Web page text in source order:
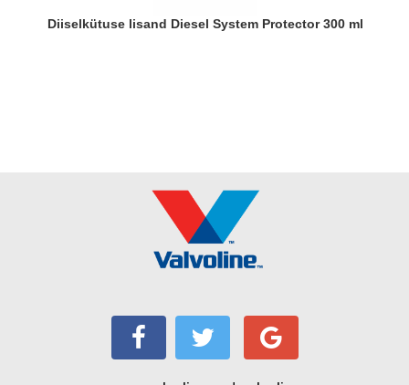
Diiselkütuse lisand Diesel System Protector 300 ml